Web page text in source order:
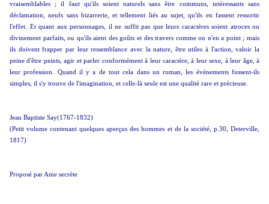
vraisemblables ; il faut qu'ils soient naturels sans être communs, intéressants sans
déclamation, neufs sans bizarrerie, et tellement liés au sujet, qu'ils en fassent ressortir
l'effet. Et quant aux personnages, il ne suffit pas que leurs caractères soient atroces ou
divinement parfaits, ou qu'ils aient des goûts et des travers comme on n'en a point ; mais
ils doivent frapper par leur ressemblance avec la nature, être utiles à l'action, valoir la
peine d'être peints, agir et parler conformément à leur caractère, à leur sexe, à leur âge, à
leur profession. Quand il y a de tout cela dans un roman, les événements fussent-ils
simples, il s'y trouve de l'imagination, et celle-là seule est une qualité rare et précieuse.
Jean Baptiste Say(1767-1832)
(Petit volume contenant quelques aperçus des hommes et de la société, p.30, Deterville,
1817)
Proposé par Ame secrète